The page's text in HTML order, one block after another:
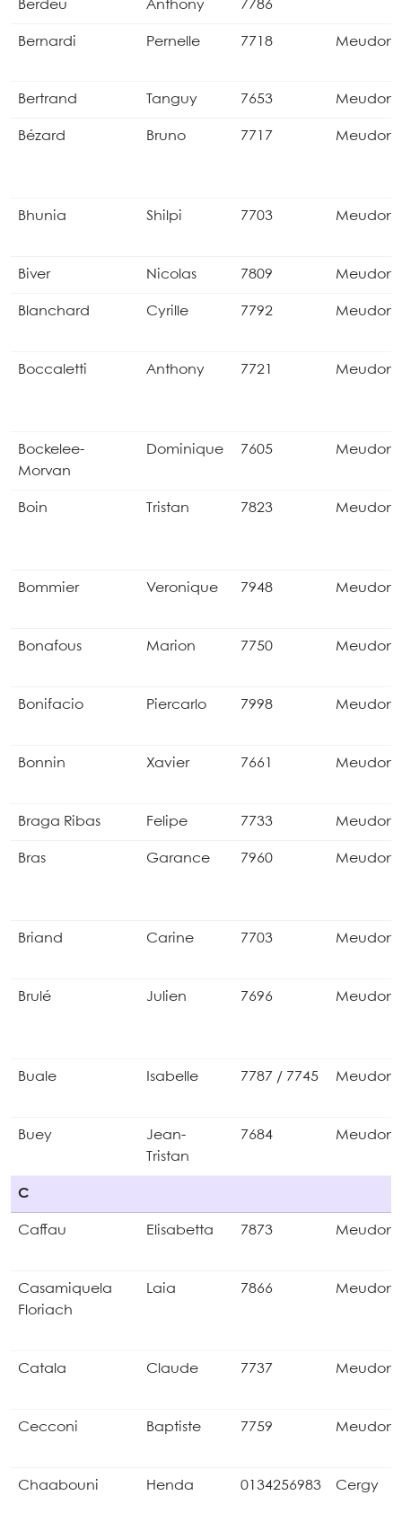
Berdeu Anthony 7786
Bernardi Pernelle 7718 Meudon
Bertrand Tanguy 7653 Meudon
Bézard Bruno 7717 Meudon
Bhunia Shilpi 7703 Meudon
Biver Nicolas 7809 Meudon
Blanchard Cyrille 7792 Meudon
Boccaletti Anthony 7721 Meudon
Bockelee-
Morvan
Dominique 7605 Meudon
Boin Tristan 7823 Meudon
Bommier Veronique 7948 Meudon
Bonafous Marion 7750 Meudon
Bonifacio Piercarlo 7998 Meudon
Bonnin Xavier 7661 Meudon
Braga Ribas Felipe 7733 Meudon
Bras Garance 7960 Meudon
Briand Carine 7703 Meudon
Brulé Julien 7696 Meudon
Buale Isabelle 7787 / 7745 Meudon
Buey
Jean-
Tristan
7684 Meudon
C
Caffau Elisabetta 7873 Meudon
Casamiquela
Floriach
Laia 7866 Meudon
Catala Claude 7737 Meudon
Cecconi Baptiste 7759 Meudon
Chaabouni Henda 0134256983 Cergy